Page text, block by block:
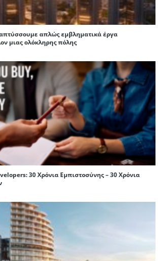
απλώς εμβληματικά έργα
μιας ολόκληρης πόλης
30 Χρόνια Εμπιστοσύνης – 30 Χρόνια